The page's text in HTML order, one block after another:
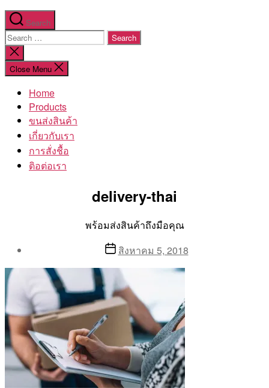
Search
Search
for:
Close
search
Close Menu
Home
Products
ขนส่งสินค้า
เกี่ยวกับเรา
การสั่งชื้อ
ติอต่อเรา
delivery-thai
พร้อมส่งสินค้าถึงมือคุณ
By
Aea
Postสิงหาคม 5, 2018